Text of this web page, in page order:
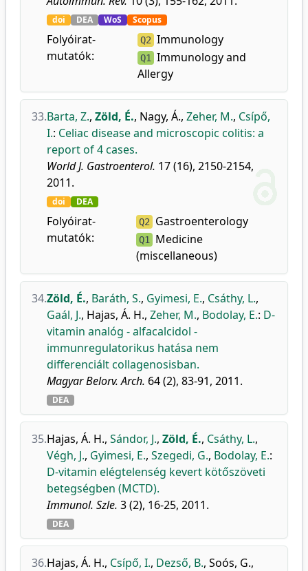
doi DEA WoS Scopus
Folyóirat-
mutatók:
Q2 Immunology
Q1
Immunology and
Allergy
33.Barta, Z., Zöld, É., Nagy, Á., Zeher, M., Csípő,
I.: Celiac disease and microscopic colitis: a
report of 4 cases.
World J. Gastroenterol. 17 (16), 2150-2154,
2011.
doi DEA
Folyóirat-
mutatók:
Q2 Gastroenterology
Q1
Medicine
(miscellaneous)
34.Zöld, É., Baráth, S., Gyimesi, E., Csáthy, L.,
Gaál, J., Hajas, Á. H., Zeher, M., Bodolay, E.: D-
vitamin analóg - alfacalcidol -
immunregulatorikus hatása nem
differenciált collagenosisban.
Magyar Belorv. Arch. 64 (2), 83-91, 2011.
DEA
35.Hajas, Á. H., Sándor, J., Zöld, É., Csáthy, L.,
Végh, J., Gyimesi, E., Szegedi, G., Bodolay, E.:
D-vitamin elégtelenség kevert kötőszöveti
betegségben (MCTD).
Immunol. Szle. 3 (2), 16-25, 2011.
DEA
36.Hajas, Á. H., Csípő, I., Dezső, B., Soós, G.,